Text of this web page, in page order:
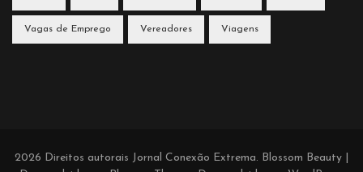
Vagas de Emprego Vereadores Viagens
2026 Direitos autorais Jornal Conexão Extrema. Blossom Beauty |